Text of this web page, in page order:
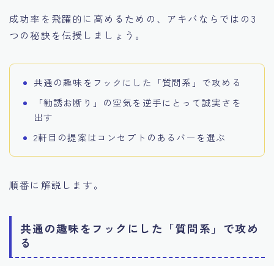
成功率を飛躍的に高めるための、アキバならではの3
つの秘訣を伝授しましょう。
共通の趣味をフックにした「質問系」で攻める
「勧誘お断り」の空気を逆手にとって誠実さを
出す
2軒目の提案はコンセプトのあるバーを選ぶ
順番に解説します。
共通の趣味をフックにした「質問系」で攻め
る